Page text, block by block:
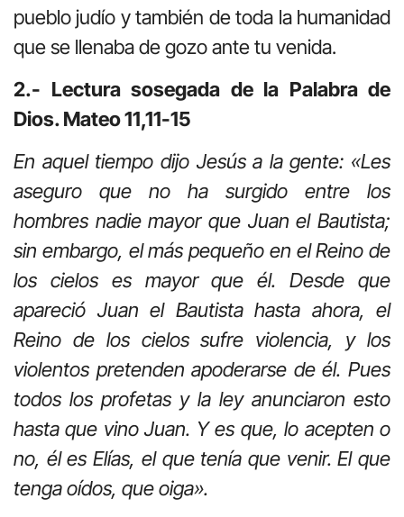
pueblo judío y también de toda la humanidad
que se llenaba de gozo ante tu venida.
2.- Lectura sosegada de la Palabra de
Dios. Mateo 11,11-15
En aquel tiempo dijo Jesús a la gente: «Les
aseguro que no ha surgido entre los
hombres nadie mayor que Juan el Bautista;
sin embargo, el más pequeño en el Reino de
los cielos es mayor que él. Desde que
apareció Juan el Bautista hasta ahora, el
Reino de los cielos sufre violencia, y los
violentos pretenden apoderarse de él. Pues
todos los profetas y la ley anunciaron esto
hasta que vino Juan. Y es que, lo acepten o
no, él es Elías, el que tenía que venir. El que
tenga oídos, que oiga».